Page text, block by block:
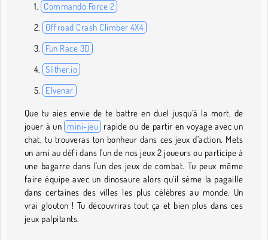
Commando Force 2
Offroad Crash Climber 4X4
Fun Race 3D
Slither.io
Elvenar
Que tu aies envie de te battre en duel jusqu’à la mort, de
jouer à un mini-jeu rapide ou de partir en voyage avec un
chat, tu trouveras ton bonheur dans ces jeux d’action. Mets
un ami au défi dans l'un de nos jeux 2 joueurs ou participe à
une bagarre dans l'un des jeux de combat. Tu peux même
faire équipe avec un dinosaure alors qu’il sème la pagaille
dans certaines des villes les plus célèbres au monde. Un
vrai glouton ! Tu découvriras tout ça et bien plus dans ces
jeux palpitants.